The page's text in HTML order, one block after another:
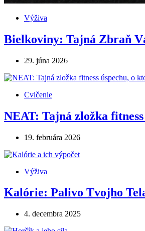
Výživa
Bielkoviny: Tajná Zbraň
29. júna 2026
Cvičenie
NEAT: Tajná zložka
19. februára 2026
Výživa
Kalórie: Palivo Tvojho
4. decembra 2025